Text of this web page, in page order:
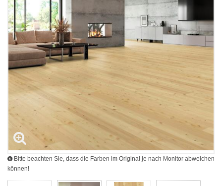
Bitte beachten Sie, dass die Farben im Original je nach Monitor abweichen
können!